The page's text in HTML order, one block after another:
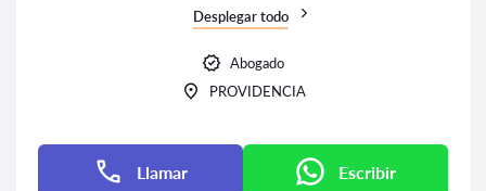
Desplegar todo
Abogado
PROVIDENCIA
Llamar Escribir